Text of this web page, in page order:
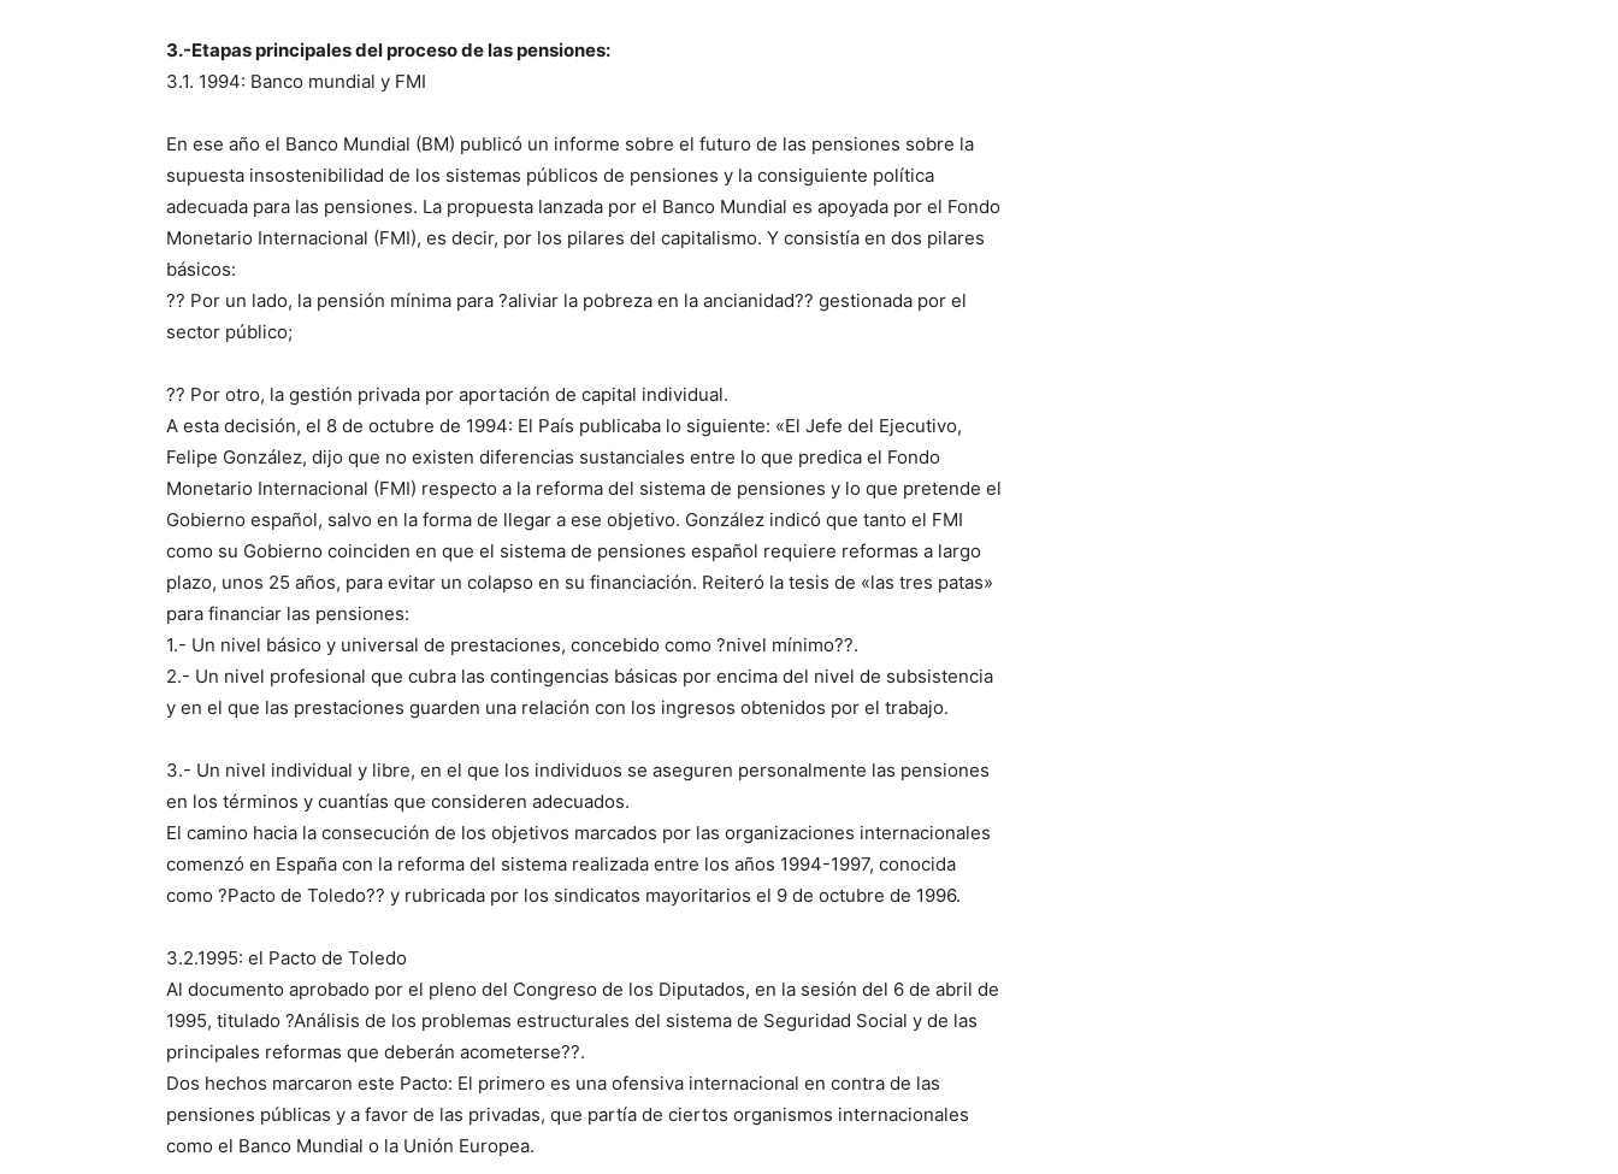
3.-Etapas principales del proceso de las pensiones:
3.1. 1994: Banco mundial y FMI
En ese año el Banco Mundial (BM) publicó un informe sobre el futuro de las pensiones sobre la
supuesta insostenibilidad de los sistemas públicos de pensiones y la consiguiente política
adecuada para las pensiones. La propuesta lanzada por el Banco Mundial es apoyada por el Fondo
Monetario Internacional (FMI), es decir, por los pilares del capitalismo. Y consistía en dos pilares
básicos:
?? Por un lado, la pensión mínima para ?aliviar la pobreza en la ancianidad?? gestionada por el
sector público;
?? Por otro, la gestión privada por aportación de capital individual.
A esta decisión, el 8 de octubre de 1994: El País publicaba lo siguiente: «El Jefe del Ejecutivo,
Felipe González, dijo que no existen diferencias sustanciales entre lo que predica el Fondo
Monetario Internacional (FMI) respecto a la reforma del sistema de pensiones y lo que pretende el
Gobierno español, salvo en la forma de llegar a ese objetivo. González indicó que tanto el FMI
como su Gobierno coinciden en que el sistema de pensiones español requiere reformas a largo
plazo, unos 25 años, para evitar un colapso en su financiación. Reiteró la tesis de «las tres patas»
para financiar las pensiones:
1.- Un nivel básico y universal de prestaciones, concebido como ?nivel mínimo??.
2.- Un nivel profesional que cubra las contingencias básicas por encima del nivel de subsistencia
y en el que las prestaciones guarden una relación con los ingresos obtenidos por el trabajo.
3.- Un nivel individual y libre, en el que los individuos se aseguren personalmente las pensiones
en los términos y cuantías que consideren adecuados.
El camino hacia la consecución de los objetivos marcados por las organizaciones internacionales
comenzó en España con la reforma del sistema realizada entre los años 1994-1997, conocida
como ?Pacto de Toledo?? y rubricada por los sindicatos mayoritarios el 9 de octubre de 1996.
3.2.1995: el Pacto de Toledo
Al documento aprobado por el pleno del Congreso de los Diputados, en la sesión del 6 de abril de
1995, titulado ?Análisis de los problemas estructurales del sistema de Seguridad Social y de las
principales reformas que deberán acometerse??.
Dos hechos marcaron este Pacto: El primero es una ofensiva internacional en contra de las
pensiones públicas y a favor de las privadas, que partía de ciertos organismos internacionales
como el Banco Mundial o la Unión Europea.